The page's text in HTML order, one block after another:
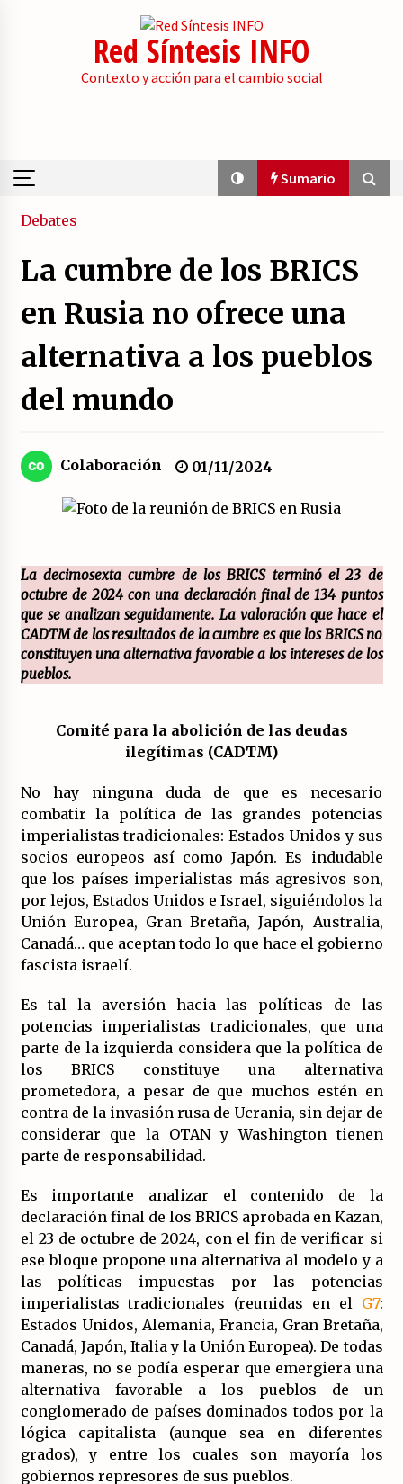
Red Síntesis INFO
Contexto y acción para el cambio social
Sumario
Sumario
La psicología de la desinformación y los
21/07/2026
Movilización social contra los presupuestos
derechistas de la Generalitat Valenciana.
21/07/2026
políticos.
20/07/2026
¿Por qué la «unidad de las izquierdas» es un
callejón sin salida?
19/07/2026
19/07/2026
Estatal por la República.
17/07/2026
La OTAN acelera la militarización industrial
con un nuevo modelo de producción
permanente.
16/07/2026
Actos en Valencia y Alicante contra la
represión del activismo por Palestina.
Asamblea abierta de los CLER en Alaquàs
plantea una alternativa a las obras aprobadas
para La Saleta y la línea C3.
16/07/2026
Declaración de Estambul por un Frente Común
contra la OTAN, el Imperialismo y la Guerra.
14/07/2026
El fuego no tiene la culpa en Los Gallardos
(Almería)
14/07/2026
Debates
La cumbre de los BRICS
en Rusia no ofrece una
alternativa a los pueblos
del mundo
Colaboración 01/11/2024
La decimosexta cumbre de los BRICS terminó el 23 de
octubre de 2024 con una declaración final de 134 puntos
que se analizan seguidamente. La valoración que hace el
CADTM de los resultados de la cumbre es que los BRICS no
constituyen una alternativa favorable a los intereses de los
pueblos.
Comité para la abolición de las deudas
ilegítimas (CADTM)
No hay ninguna duda de que es necesario
combatir la política de las grandes potencias
imperialistas tradicionales: Estados Unidos y sus
socios europeos así como Japón. Es indudable
que los países imperialistas más agresivos son,
por lejos, Estados Unidos e Israel, siguiéndolos la
Unión Europea, Gran Bretaña, Japón, Australia,
Canadá… que aceptan todo lo que hace el gobierno
fascista israelí.
Es tal la aversión hacia las políticas de las
potencias imperialistas tradicionales, que una
parte de la izquierda considera que la política de
los BRICS constituye una alternativa
prometedora, a pesar de que muchos estén en
contra de la invasión rusa de Ucrania, sin dejar de
considerar que la OTAN y Washington tienen
parte de responsabilidad.
Es importante analizar el contenido de la
declaración final de los BRICS aprobada en Kazan,
el 23 de octubre de 2024, con el fin de verificar si
ese bloque propone una alternativa al modelo y a
las políticas impuestas por las potencias
imperialistas tradicionales (reunidas en el G7:
Estados Unidos, Alemania, Francia, Gran Bretaña,
Canadá, Japón, Italia y la Unión Europea). De todas
maneras, no se podía esperar que emergiera una
alternativa favorable a los pueblos de un
conglomerado de países dominados todos por la
lógica capitalista (aunque sea en diferentes
grados), y entre los cuales son mayoría los
gobiernos represores de sus pueblos.